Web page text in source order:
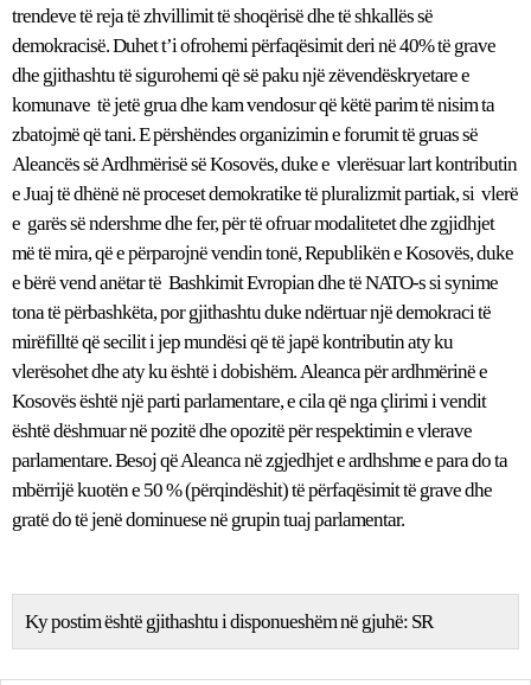
trendeve të reja të zhvillimit të shoqërisë dhe të shkallës së
demokracisë. Duhet t’i ofrohemi përfaqësimit deri në 40% të grave
dhe gjithashtu të sigurohemi që së paku një zëvendëskryetare e
komunave të jetë grua dhe kam vendosur që këtë parim të nisim ta
zbatojmë që tani. E përshëndes organizimin e forumit të gruas së
Aleancës së Ardhmërisë së Kosovës, duke e vlerësuar lart kontributin
e Juaj të dhënë në proceset demokratike të pluralizmit partiak, si vlerë
e garës së ndershme dhe fer, për të ofruar modalitetet dhe zgjidhjet
më të mira, që e përparojnë vendin tonë, Republikën e Kosovës, duke
e bërë vend anëtar të Bashkimit Evropian dhe të NATO-s si synime
tona të përbashkëta, por gjithashtu duke ndërtuar një demokraci të
mirëfilltë që secilit i jep mundësi që të japë kontributin aty ku
vlerësohet dhe aty ku është i dobishëm. Aleanca për ardhmërinë e
Kosovës është një parti parlamentare, e cila që nga çlirimi i vendit
është dëshmuar në pozitë dhe opozitë për respektimin e vlerave
parlamentare. Besoj që Aleanca në zgjedhjet e ardhshme e para do ta
mbërrijë kuotën e 50 % (përqindëshit) të përfaqësimit të grave dhe
gratë do të jenë dominuese në grupin tuaj parlamentar.
Ky postim është gjithashtu i disponueshëm në gjuhë: SR